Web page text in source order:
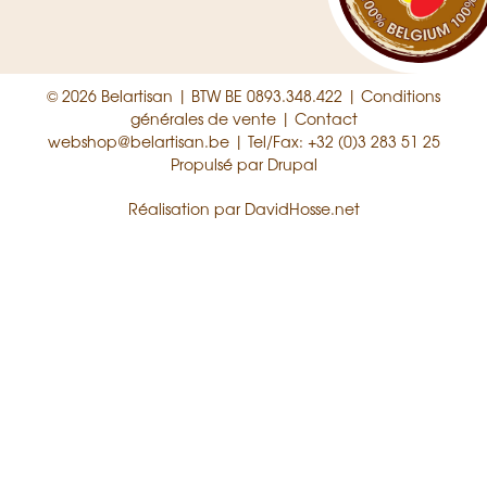
© 2026 Belartisan | BTW BE 0893.348.422 | Conditions
générales de vente| Contact
webshop@belartisan.be| Tel/Fax: +32 (0)3 283 51 25
Propulsé par Drupal
Réalisation par DavidHosse.net